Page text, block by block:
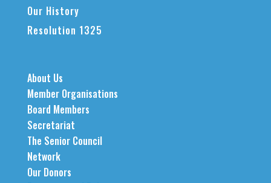
Our History
Resolution 1325
About Us
Member Organisations
Board Members
Secretariat
The Senior Council
Network
Our Donors